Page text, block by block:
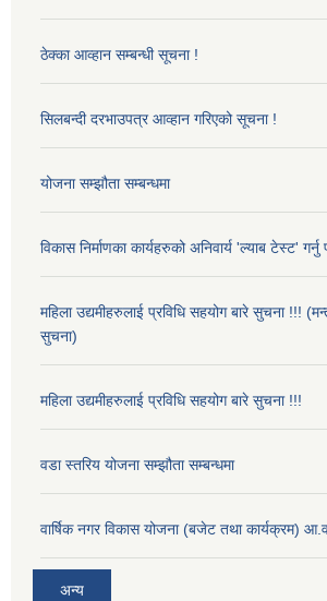
ठेक्का आव्हान सम्बन्धी सूचना !
सिलबन्दी दरभाउपत्र आव्हान गरिएको सूचना !
योजना सम्झौता सम्बन्धमा
विकास निर्माणका कार्यहरुको अनिवार्य 'ल्याब टेस्ट'
महिला उद्यमीहरुलाई प्रविधि सहयोग बारे सुचना !!!
सुचना)
महिला उद्यमीहरुलाई प्रविधि सहयोग बारे सुचना !!!
वडा स्तरिय योजना सम्झौता सम्बन्धमा
वार्षिक नगर विकास योजना (बजेट तथा कार्यक्रम)
अन्य